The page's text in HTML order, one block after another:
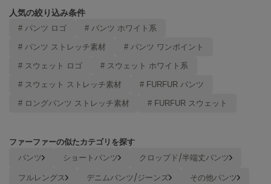
リーボック
サロモン
サンリオハウス
セサミストリートマーケット
人気の絞り込み条件
# パンツ ロゴ # パンツ ホワイト系
# パンツ ストレッチ素材 # パンツ ワンポイント
# スウェット ロゴ # スウェット ホワイト系
# スウェット ストレッチ素材 # FURFUR パンツ
# ロングパンツ ストレッチ素材 # FURFUR スウェット
ファーファーの似たカテゴリを探す
パンツ ショートパンツ
クロップド/半端丈パンツ
フルレングス
デニムパンツ/ジーンズ その他パンツ